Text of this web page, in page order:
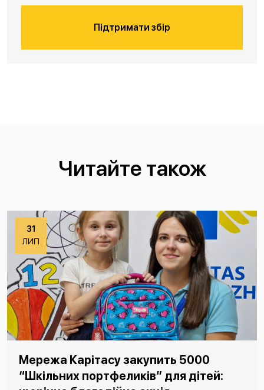
Підтримати збір
Читайте також
31
ЛИП
Мережа Карітасу закупить 5000
“Шкільних портфеликів” для дітей: